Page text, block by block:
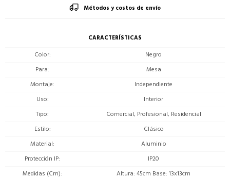
Métodos y costos de envío
CARACTERÍSTICAS
Color
Negro
Para
Mesa
Montaje
Independiente
Uso
Interior
Tipo
Comercial, Profesional, Residencial
Estilo
Clásico
Material
Aluminio
Protección IP
IP20
Medidas (Cm)
Altura: 45cm Base: 13x13cm